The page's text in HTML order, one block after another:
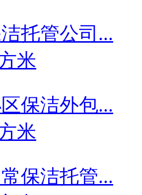
托管公司...
米
保洁外包...
米
保洁托管...